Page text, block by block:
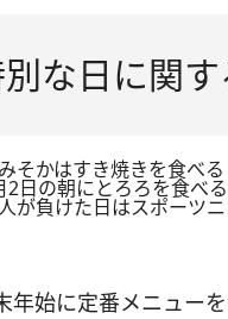
な日に関
そかはすき焼きを食べ
2日の朝にとろろを食べ
が負けた日はスポーツ
年始に定番メニュー